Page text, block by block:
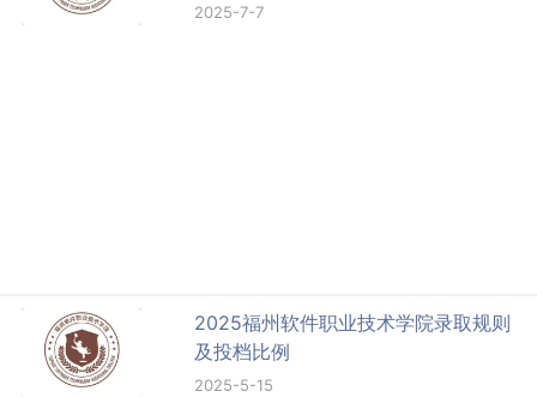
2025-7-7
2025福州软件职业技术学院录取规则
及投档比例
2025-5-15